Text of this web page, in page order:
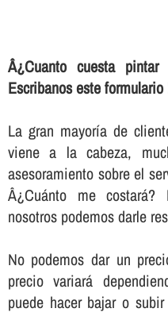
Â¿Cuanto cuesta
Escribanos este
La gran mayorí­a de
viene a la cabeza,
asesoramiento sobre el
Â¿Cuánto me
nosotros podemos darle
No podemos dar un
precio variará
puede hacer bajar o